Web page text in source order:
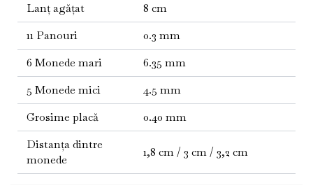
Lanț agățat
8 cm
11 Panouri
0.3 mm
6 Monede mari
6.35 mm
5 Monede mici
4.5 mm
Grosime placă
0.40 mm
Distanța dintre
monede
1,8 cm / 3 cm / 3,2 cm